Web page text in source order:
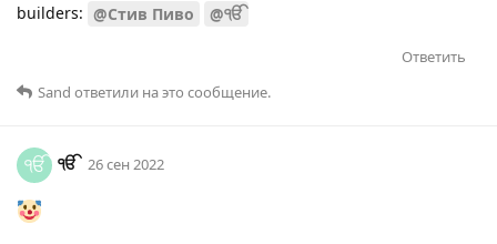
builders: @Стив Пиво @ੴ
Ответить
Sаnd ответили на это сообщение.
ੴ ੴ 26 сен 2022